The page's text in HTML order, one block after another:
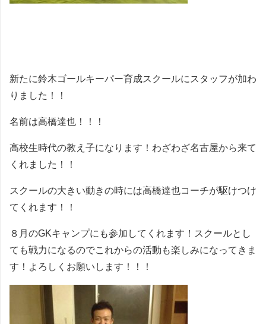
新たに鈴木ゴールキーパー育成スクールにスタッフが加わ
りました！！
名前は高橋達也！！！
高校生時代の教え子になります！わざわざ名古屋から来て
くれました！！
スクールの大きい動きの時には高橋達也コーチが駆けつけ
てくれます！！
８月のGKキャンプにも参加してくれます！スクールとし
ても戦力になるのでこれからの活動も楽しみになってきま
す！よろしくお願いします！！！